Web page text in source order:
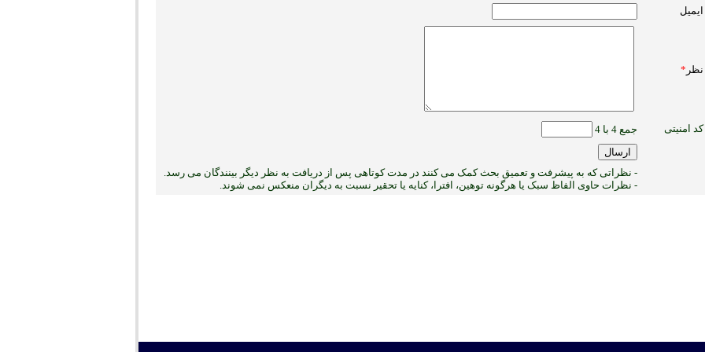
ایمیل
نظر *
کد امنیتی جمع 4 با 4
- نظراتی که به پیشرفت و تعمیق بحث کمک می کنند در مدت کوتاهی پس از دریافت به نظر دیگر بینندگان می رسد.
- نظرات حاوی الفاظ سبک یا هرگونه توهین، افترا، کنایه یا تحقیر نسبت به دیگران منعکس نمی ‏شوند.